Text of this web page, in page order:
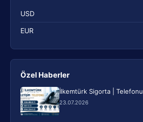
USD
EUR
Özel Haberler
İlkemtürk Sigorta | Telefonu
23.07.2026